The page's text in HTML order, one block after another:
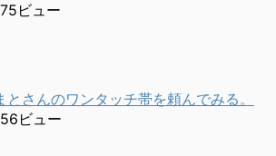
ビュー
とさんのワンタッチ帯を頼んでみる。
ビュー